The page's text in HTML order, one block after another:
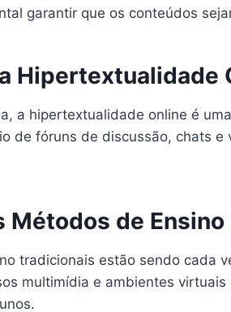
garantir que os conteúdos
Hipertextualidade
a hipertextualidade online é
de fóruns de discussão, chats
Métodos de
tradicionais estão sendo cada
multimídia e ambientes